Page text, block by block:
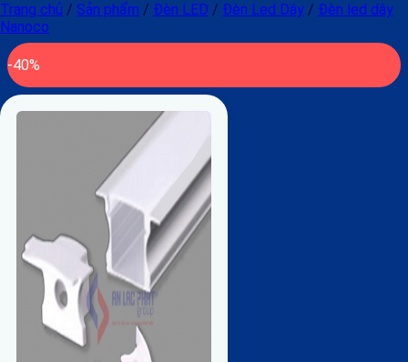
Trang chủ / Sản phẩm / Đèn LED / Đèn Led Dây / Đèn led dây
Nanoco
-40%